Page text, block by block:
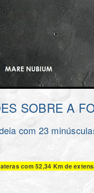
SOBRE A
com 23
com 52,34 Km de